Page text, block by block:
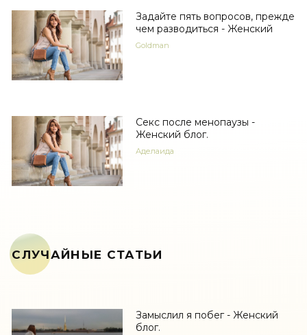
Задайте пять вопросов, прежде
чем разводиться - Женский
Goldman
Секс после менопаузы -
Женский блог.
Аделаида
СЛУЧАЙНЫЕ СТАТЬИ
Замыслил я побег - Женский
блог.